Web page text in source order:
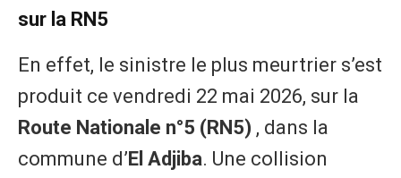
sur la RN5
En effet, le sinistre le plus meurtrier s’est
produit ce vendredi 22 mai 2026, sur la
Route Nationale n°5 (RN5) , dans la
commune d’ El Adjiba. Une collision